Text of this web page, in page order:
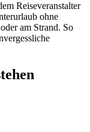
Reiseveranstalter
ohne
am Strand. So